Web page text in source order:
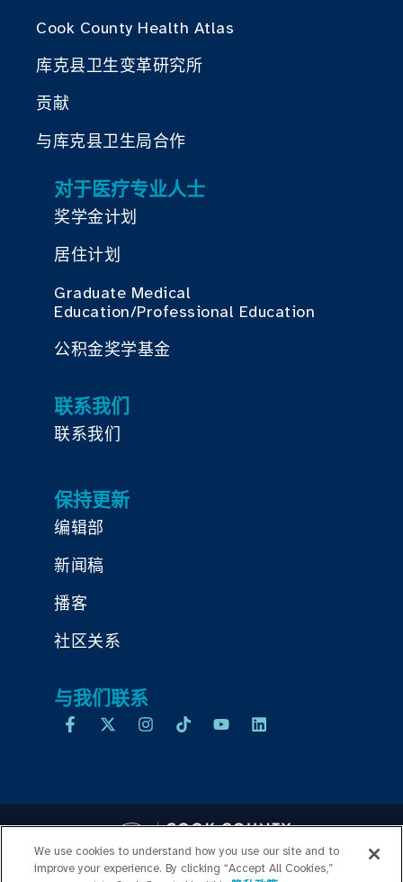
Cook County Health Atlas
库克县卫生变革研究所
贡献
与库克县卫生局合作
对于医疗专业人士
奖学金计划
居住计划
Graduate Medical
Education/Professional Education
公积金奖学基金
联系我们
联系我们
保持更新
编辑部
新闻稿
播客
社区关系
与我们联系
We use cookies to understand how you use our site and to
improve your experience. By clicking “Accept All Cookies,”